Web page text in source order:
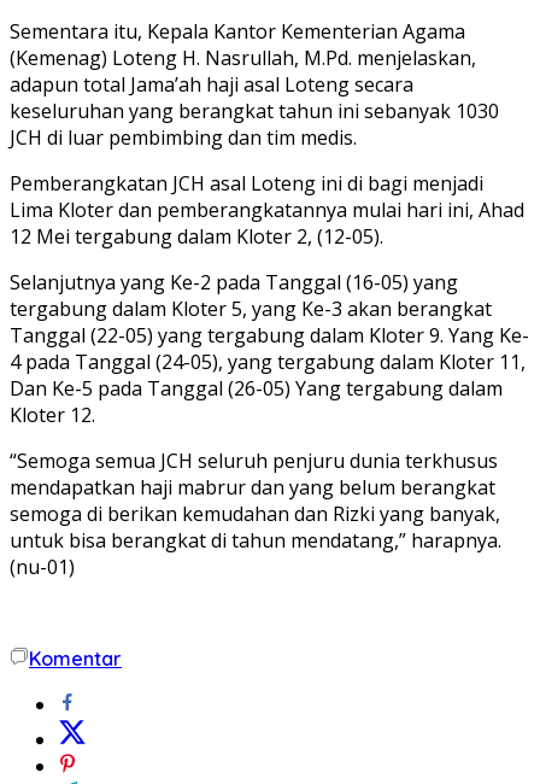
Sementara itu, Kepala Kantor Kementerian Agama
(Kemenag) Loteng H. Nasrullah, M.Pd. menjelaskan,
adapun total Jama’ah haji asal Loteng secara
keseluruhan yang berangkat tahun ini sebanyak 1030
JCH di luar pembimbing dan tim medis.
Pemberangkatan JCH asal Loteng ini di bagi menjadi
Lima Kloter dan pemberangkatannya mulai hari ini, Ahad
12 Mei tergabung dalam Kloter 2, (12-05).
Selanjutnya yang Ke-2 pada Tanggal (16-05) yang
tergabung dalam Kloter 5, yang Ke-3 akan berangkat
Tanggal (22-05) yang tergabung dalam Kloter 9. Yang Ke-
4 pada Tanggal (24-05), yang tergabung dalam Kloter 11,
Dan Ke-5 pada Tanggal (26-05) Yang tergabung dalam
Kloter 12.
“Semoga semua JCH seluruh penjuru dunia terkhusus
mendapatkan haji mabrur dan yang belum berangkat
semoga di berikan kemudahan dan Rizki yang banyak,
untuk bisa berangkat di tahun mendatang,” harapnya.
(nu-01)
Komentar